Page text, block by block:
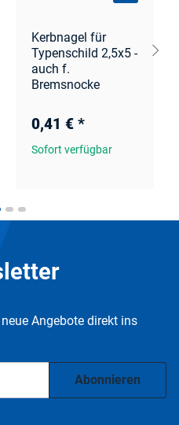
Kerbnagel für
Typenschild 2,5x5 -
auch f.
Bremsnocke
0,41 € *
Sofort verfügbar
Angebote direkt ins
Abonnieren